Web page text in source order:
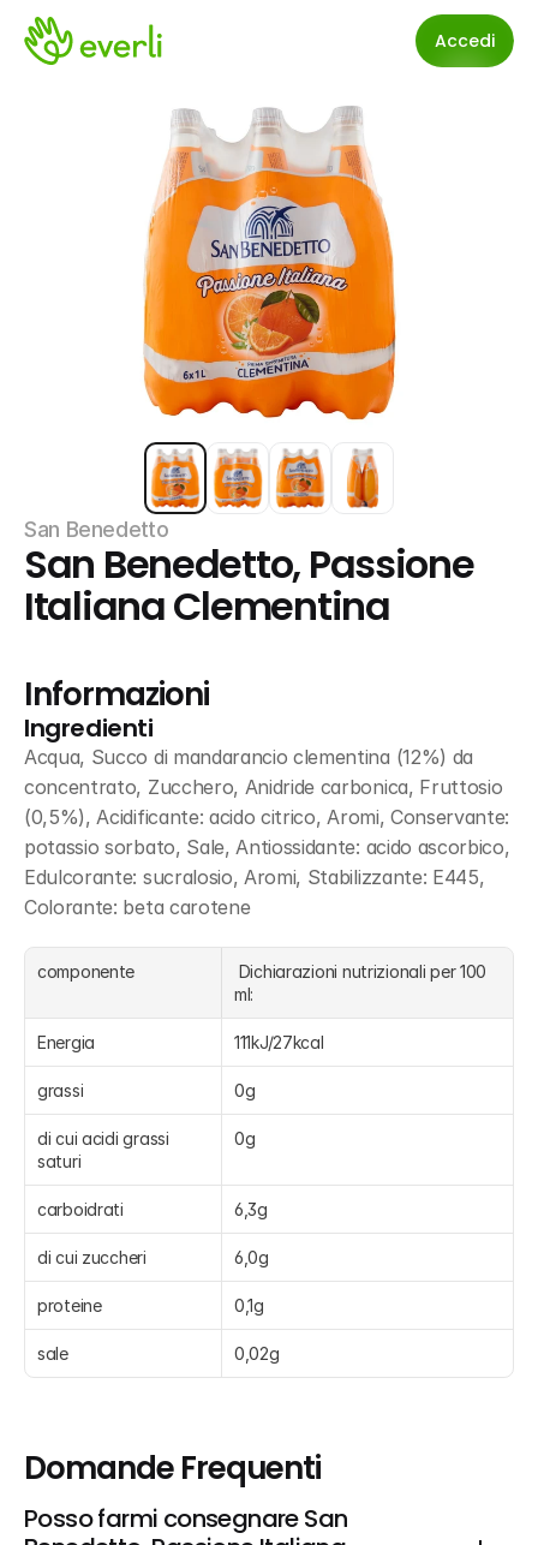
Accedi
San Benedetto
San Benedetto, Passione
Italiana Clementina
Informazioni
Ingredienti
Acqua, Succo di mandarancio clementina (12%) da
concentrato, Zucchero, Anidride carbonica, Fruttosio
(0,5%), Acidificante: acido citrico, Aromi, Conservante:
potassio sorbato, Sale, Antiossidante: acido ascorbico,
Edulcorante: sucralosio, Aromi, Stabilizzante: E445,
Colorante: beta carotene
componente
ml:
Energia 111kJ/27kcal
grassi 0g
di cui acidi grassi
saturi
0g
carboidrati 6,3g
di cui zuccheri 6,0g
proteine 0,1g
sale 0,02g
Domande Frequenti
Posso farmi consegnare San